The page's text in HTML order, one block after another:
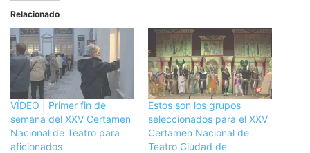
Relacionado
VÍDEO | Primer fin de
semana del XXV Certamen
Nacional de Teatro para
aficionados
Estos son los grupos
seleccionados para el XXV
Certamen Nacional de
Teatro Ciudad de